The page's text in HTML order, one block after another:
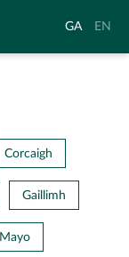
Aistrigh
Gaeilge
GA
to
EN
Corcaigh
Gaillimh
Mayo